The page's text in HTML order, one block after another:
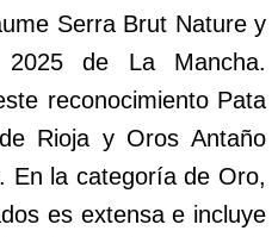
Serra Brut Nature y
de La Mancha.
reconocimiento Pata
Rioja y Oros Antaño
En la categoría de Oro,
es extensa e incluye